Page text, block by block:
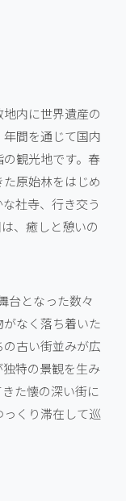
内に世界遺産の
間を通じて国内
観光地です。春
原始林をはじめ
社寺、行き交う
、癒しと憩いの
台となった数々
なく落ち着いた
古い街並みが広
特の景観を生み
た懐の深い街に
くり滞在して巡